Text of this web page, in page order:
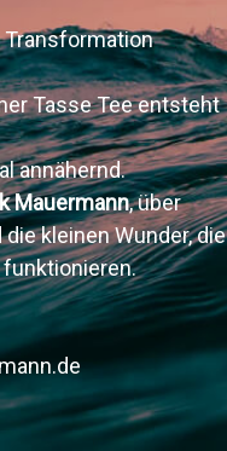
Transformation
Tasse Tee entsteht
annähernd.
Mauermann, über
kleinen Wunder, die